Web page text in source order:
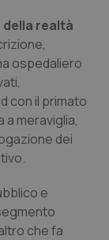
realtà
ospedaliero
con il primato
a meraviglia,
dei
e
che fa